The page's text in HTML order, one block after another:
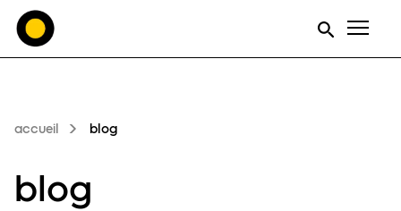
accueil blog
blog